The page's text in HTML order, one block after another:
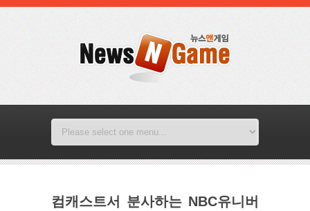
컴캐스트서 분사하는 NBC유니버